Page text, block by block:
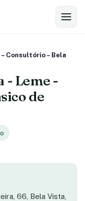
Consultório – Bela
- Leme -
de
66, Bela Vista,